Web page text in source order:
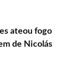
ateou fogo
de Nicolás